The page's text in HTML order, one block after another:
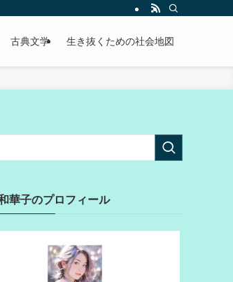
古典文学 生き抜くための社会地図
華子のプロフィール